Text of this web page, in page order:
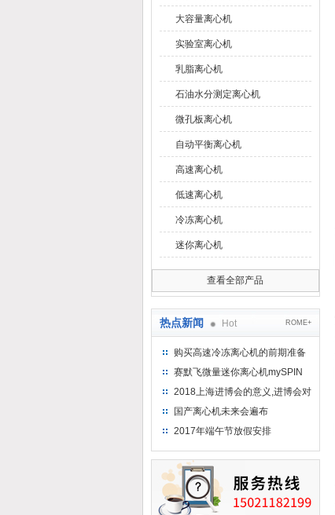
大容量离心机
实验室离心机
乳脂离心机
石油水分测定离心机
微孔板离心机
自动平衡离心机
高速离心机
低速离心机
冷冻离心机
迷你离心机
查看全部产品
热点新闻 Hot ROME+
购买高速冷冻离心机的前期准备
工作
赛默飞微量迷你离心机mySPIN
12
2018上海进博会的意义,进博会对
上海的影响有哪些？
国产离心机未来会遍布
2017年端午节放假安排